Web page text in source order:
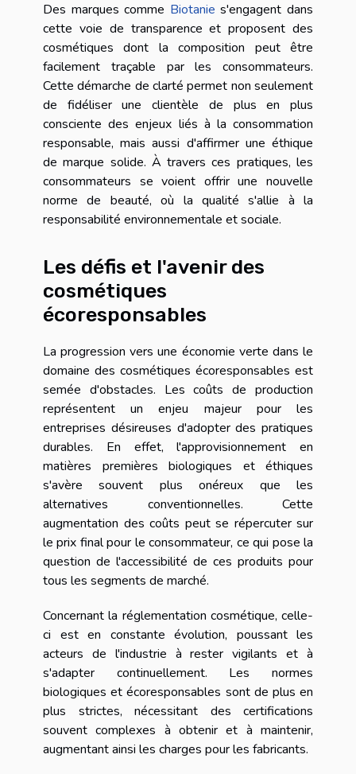
Des marques comme Biotanie s'engagent dans
cette voie de transparence et proposent des
cosmétiques dont la composition peut être
facilement traçable par les consommateurs.
Cette démarche de clarté permet non seulement
de fidéliser une clientèle de plus en plus
consciente des enjeux liés à la consommation
responsable, mais aussi d'affirmer une éthique
de marque solide. À travers ces pratiques, les
consommateurs se voient offrir une nouvelle
norme de beauté, où la qualité s'allie à la
responsabilité environnementale et sociale.
Les défis et l'avenir des
cosmétiques
écoresponsables
La progression vers une économie verte dans le
domaine des cosmétiques écoresponsables est
semée d'obstacles. Les coûts de production
représentent un enjeu majeur pour les
entreprises désireuses d'adopter des pratiques
durables. En effet, l'approvisionnement en
matières premières biologiques et éthiques
s'avère souvent plus onéreux que les
alternatives conventionnelles. Cette
augmentation des coûts peut se répercuter sur
le prix final pour le consommateur, ce qui pose la
question de l'accessibilité de ces produits pour
tous les segments de marché.
Concernant la réglementation cosmétique, celle-
ci est en constante évolution, poussant les
acteurs de l'industrie à rester vigilants et à
s'adapter continuellement. Les normes
biologiques et écoresponsables sont de plus en
plus strictes, nécessitant des certifications
souvent complexes à obtenir et à maintenir,
augmentant ainsi les charges pour les fabricants.